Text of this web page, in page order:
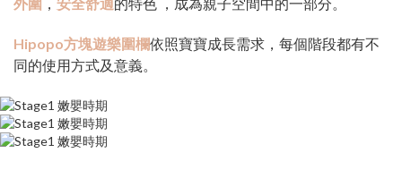
Hipopo方塊遊樂圍欄依照寶寶成長需求，每個階段都有不
同的使用方式及意義。